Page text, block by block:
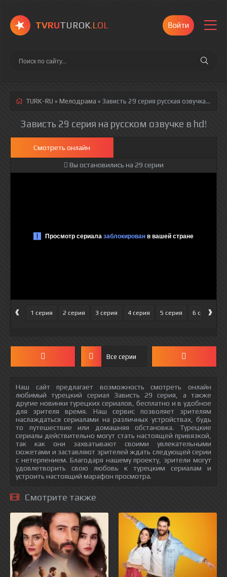
TVRUTUROK.LOL Войти
TURK-RU » Мелодрама » Зависть 29 серия русская озвучка полностью смотреть онлайн!
Зависть 29 серия на русском озвучке в hd!
Смотреть онлайн
Вы остановились на 29 серии
‹ 1 серия 2 серия 3 серия 4 серия 5 серия 6 серия
›
Все серии
Наш сайт предлагает возможность смотреть онлайн
любимый турецкий сериал Зависть 29 серия, а также
другие новинки турецких сериалов, бесплатно и в удобное
для зрителя время. Наш сервис позволяет зрителям
наслаждаться сериалами на различных устройствах, будь
то путешествие или домашняя обстановка. Турецкие
сериалы действительно могут стать настоящей привязкой,
так как они захватывают своими увлекательными
сюжетами и заставляют зрителей ждать следующей серии
с нетерпением. Благодаря нашему проекту, зрители могут
удовлетворить свою любовь к турецким сериалам и
устроить настоящий марафон просмотра.
Смотрите также